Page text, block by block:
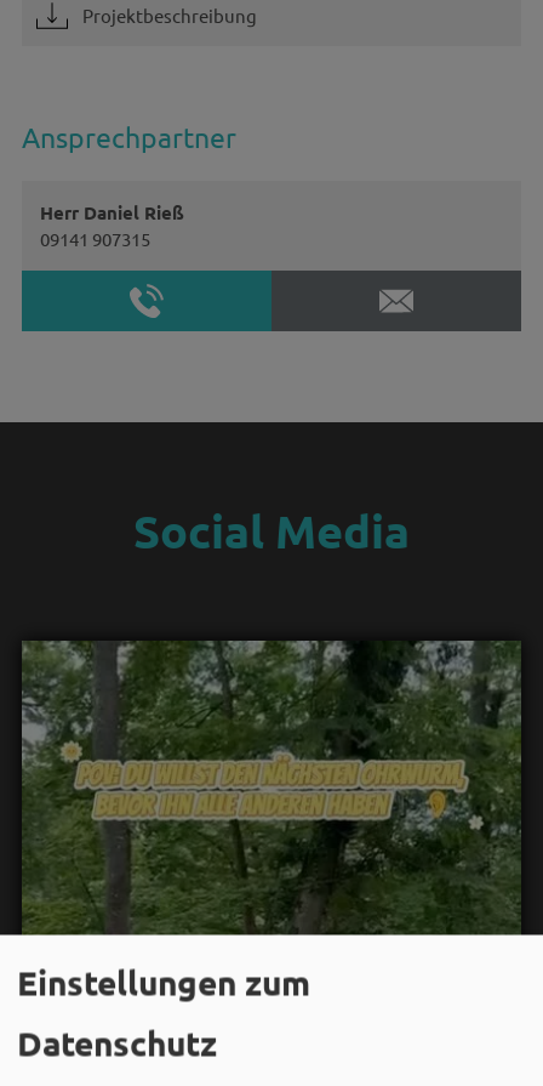
Projektbeschreibung
Ansprechpartner
Herr Daniel Rieß
09141 907315
Social Media
Einstellungen zum
Datenschutz